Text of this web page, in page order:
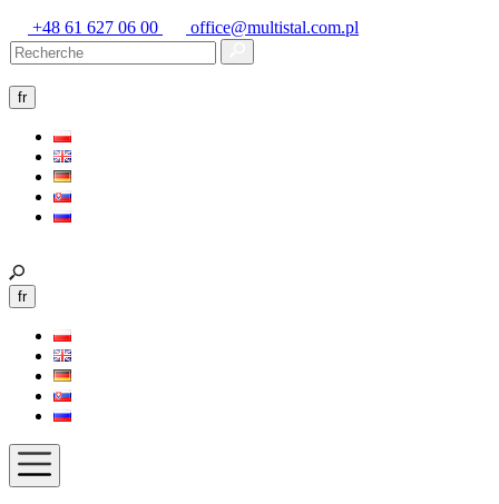
+48 61 627 06 00 office@multistal.com.pl
fr
fr